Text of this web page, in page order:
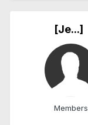
[Je...]
Members